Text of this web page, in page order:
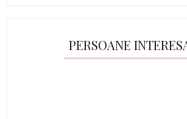
PERSOANE